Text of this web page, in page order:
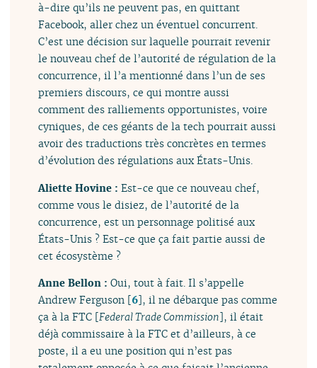
à-dire qu’ils ne peuvent pas, en quittant
Facebook, aller chez un éventuel concurrent.
C’est une décision sur laquelle pourrait revenir
le nouveau chef de l’autorité de régulation de la
concurrence, il l’a mentionné dans l’un de ses
premiers discours, ce qui montre aussi
comment des ralliements opportunistes, voire
cyniques, de ces géants de la tech pourrait aussi
avoir des traductions très concrètes en termes
d’évolution des régulations aux États-Unis.
Aliette Hovine :Est-ce que ce nouveau chef,
comme vous le disiez, de l’autorité de la
concurrence, est un personnage politisé aux
États-Unis ? Est-ce que ça fait partie aussi de
cet écosystème ?
Anne Bellon :Oui, tout à fait. Il s’appelle
Andrew Ferguson [6], il ne débarque pas comme
ça à la FTC [Federal Trade Commission], il était
déjà commissaire à la FTC et d’ailleurs, à ce
poste, il a eu une position qui n’est pas